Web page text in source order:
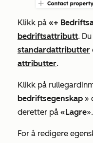
Klikk på «+
bedriftsattributt.
standardattributter
attributter.
Klikk på
bedriftsegenskap »
deretter på «Lagre».
For å redigere